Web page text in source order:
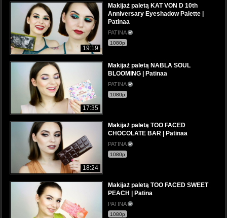
19:19
Makijaż paletą KAT VON D 10th
Anniversary Eyeshadow Palette |
Patinaa
PATINA
1080p
17:35
Makijaż paletą NABLA SOUL
BLOOMING | Patinaa
PATINA
1080p
18:24
Makijaż paletą TOO FACED
CHOCOLATE BAR | Patinaa
PATINA
1080p
Makijaż paletą TOO FACED SWEET
PEACH | Patina
PATINA
1080p